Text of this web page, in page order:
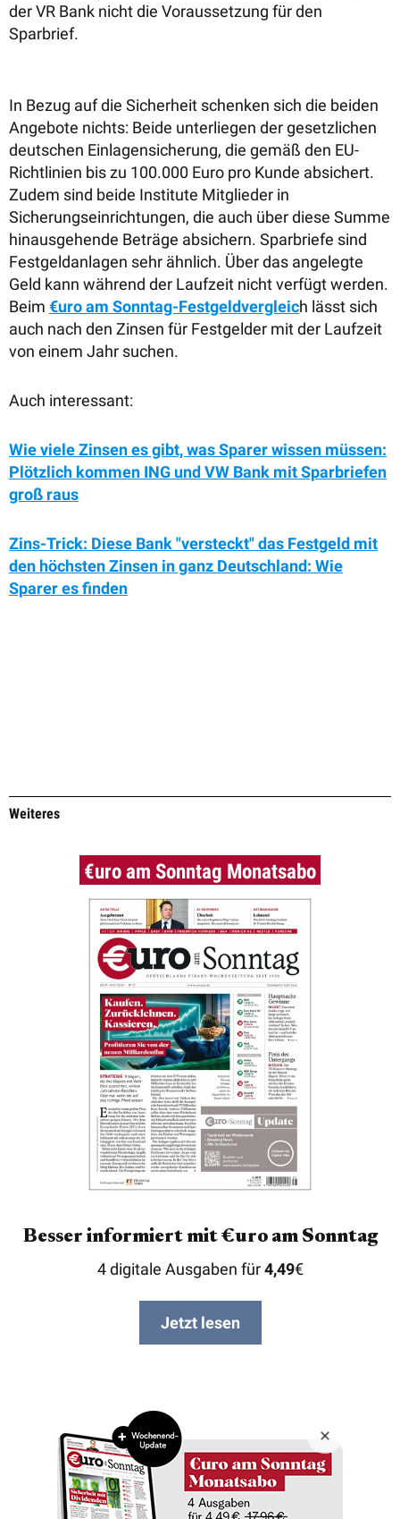
der VR Bank nicht die Voraussetzung für den
Sparbrief.
In Bezug auf die Sicherheit schenken sich die beiden
Angebote nichts: Beide unterliegen der gesetzlichen
deutschen Einlagensicherung, die gemäß den EU-
Richtlinien bis zu 100.000 Euro pro Kunde absichert.
Zudem sind beide Institute Mitglieder in
Sicherungseinrichtungen, die auch über diese Summe
hinausgehende Beträge absichern. Sparbriefe sind
Festgeldanlagen sehr ähnlich. Über das angelegte
Geld kann während der Laufzeit nicht verfügt werden.
Beim €uro am Sonntag-Festgeldvergleich lässt sich
auch nach den Zinsen für Festgelder mit der Laufzeit
von einem Jahr suchen.
Auch interessant:
Wie viele Zinsen es gibt, was Sparer wissen müssen:
Plötzlich kommen ING und VW Bank mit Sparbriefen
groß raus
Zins-Trick: Diese Bank "versteckt" das Festgeld mit
den höchsten Zinsen in ganz Deutschland: Wie
Sparer es finden
Weiteres
€uro am Sonntag Monatsabo
Besser informiert mit €uro am Sonntag
4 digitale Ausgaben für4,49€
Jetzt lesen
Copyright © 2026 Börsenmedien AG
Impressum
Datenschutz
AGB